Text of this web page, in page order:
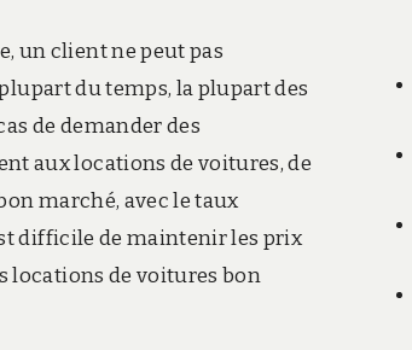
un client ne peut pas
du temps, la plupart des
de demander des
aux locations de voitures, de
marché, avec le taux
difficile de maintenir les prix
locations de voitures bon